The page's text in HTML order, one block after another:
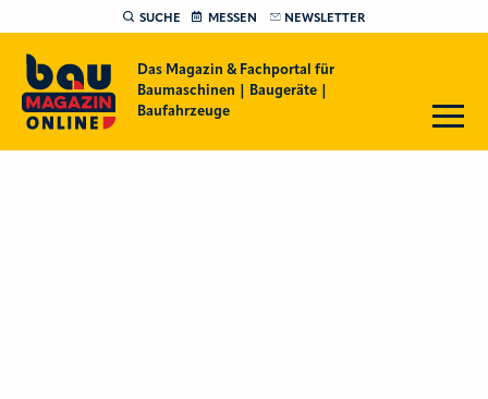
SUCHE MESSEN NEWSLETTER
Das Magazin & Fachportal für
Baumaschinen | Baugeräte |
Baufahrzeuge